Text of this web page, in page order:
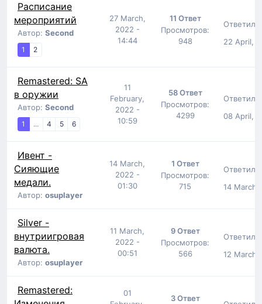
Расписание
мероприятий
Автор: Second
1 2
27 March,
2022 -
14:44
11 Ответ
Просмотров:
948
Ответил:
22 April,
Remastered: SA
в оружии
Автор: Second
1 ... 4 5 6
11
February,
2022 -
10:59
58 Ответ
Просмотров:
4299
Ответил:
08 April,
Ивент -
Сияющие
медали.
Автор: osuplayer
14 March,
2022 -
01:30
1 Ответ
Просмотров:
715
Ответил:
14
Silver -
внутриигровая
валюта.
Автор: osuplayer
11 March,
2022 -
00:51
9 Ответ
Просмотров:
566
Ответил:
12
Remastered:
01
3 Ответ